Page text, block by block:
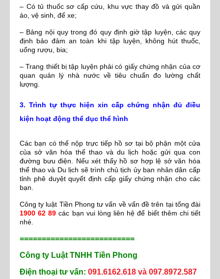
– Có tủ thuốc sơ cấp cứu, khu vực thay đồ và gửi quần
áo, vệ sinh, để xe;
– Bảng nội quy trong đó quy định giờ tập luyện, các quy
định bảo đảm an toàn khi tập luyện, không hút thuốc,
uống rượu, bia;
– Trang thiết bị tập luyện phải có giấy chứng nhận của cơ
quan quản lý nhà nước về tiêu chuẩn đo lường chất
lượng.
3. Trình tự thực hiện xin cấp chứng nhận đủ điều
kiện hoạt động thể dục thể hình
Các bạn có thể nộp trực tiếp hồ sơ tại bộ phận một cửa
của sở văn hóa thể thao và du lịch hoặc gửi qua con
đường bưu điện. Nếu xét thấy hồ sơ hợp lệ sở văn hóa
thể thao và Du lịch sẽ trình chủ tịch ủy ban nhân dân cấp
tỉnh phê duyệt quyết định cấp giấy chứng nhận cho các
bạn.
Công ty luật Tiền Phong tư vấn về vấn đề trên tại tổng đài
1900 62 89 các bạn vui lòng liên hệ để biết thêm chi tiết
nhé.
==========================
Công ty Luật TNHH Tiền Phong
Điện thoại tư vấn: 091.6162.618 và 097.8972.587